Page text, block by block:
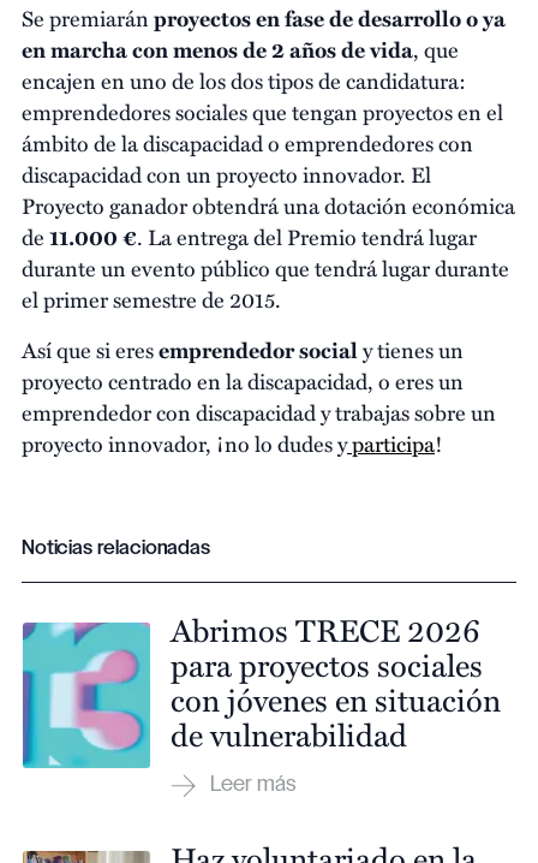
Se premiaránproyectos en fase de desarrollo o ya
en marcha con menos de 2 años de vida, que
encajen en uno de los dos tipos de candidatura:
emprendedores sociales que tengan proyectos en el
ámbito de la discapacidad o emprendedores con
discapacidad con un proyecto innovador. El
Proyecto ganador obtendrá una dotación económica
de11.000 €. La entrega del Premio tendrá lugar
durante un evento público que tendrá lugar durante
el primer semestre de 2015.
Así que si eresemprendedor socialy tienes un
proyecto centrado en la discapacidad, o eres un
emprendedor con discapacidad y trabajas sobre un
proyecto innovador, ¡no lo dudes yparticipa!
Noticias relacionadas
Abrimos TRECE 2026
para proyectos sociales
con jóvenes en situación
de vulnerabilidad